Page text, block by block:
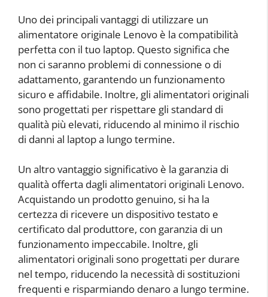
Uno dei principali vantaggi di utilizzare un
alimentatore originale Lenovo è la compatibilità
perfetta con il tuo laptop. Questo significa che
non ci saranno problemi di connessione o di
adattamento, garantendo un funzionamento
sicuro e affidabile. Inoltre, gli alimentatori originali
sono progettati per rispettare gli standard di
qualità più elevati, riducendo al minimo il rischio
di danni al laptop a lungo termine.
Un altro vantaggio significativo è la garanzia di
qualità offerta dagli alimentatori originali Lenovo.
Acquistando un prodotto genuino, si ha la
certezza di ricevere un dispositivo testato e
certificato dal produttore, con garanzia di un
funzionamento impeccabile. Inoltre, gli
alimentatori originali sono progettati per durare
nel tempo, riducendo la necessità di sostituzioni
frequenti e risparmiando denaro a lungo termine.